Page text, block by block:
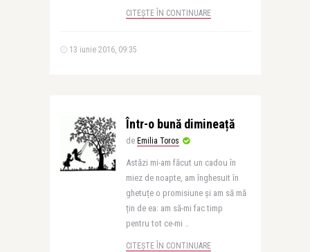
CITEȘTE ÎN CONTINUARE
13 iunie 2016, 09:35
Într-o bună dimineață
de Emilia Toros
Astăzi mi-am făcut un cadou în
miez de noapte, am înghesuit în
ghetuțe o promisiune și am să mă
țin de ea: am să-mi fac timp
pentru tot ce-mi ..
CITEȘTE ÎN CONTINUARE